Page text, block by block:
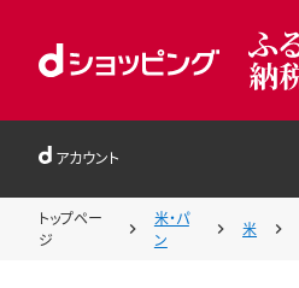
アカウント
トップペー
ジ
米・パ
ン
米